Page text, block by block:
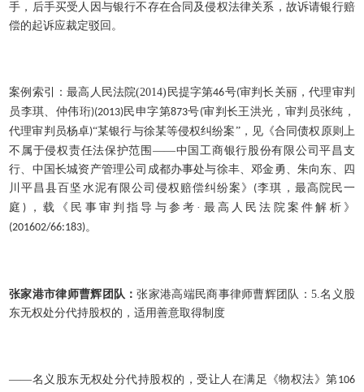
手，后手买受人因与银行不存在合同及侵权法律关系，故诉请银行赔
偿的起诉应裁定驳回。
案例索引：最高人民法院(2014) 民提字第46号(审判长关丽，代理审判
员李琪、仲伟珩)(2013)民申字第873号(审判长王洪光，审判员张纯，
代理审判员杨卓)“某银行与徐某等侵权纠纷案”，见《合同债权原则上
不属于侵权责任法保护范围——中国工商银行股份有限公司平昌支
行、中国长城资产管理公司成都办事处与徐丰、邓金勇、朱向东、四
川平昌县百坚水泥有限公司侵权赔偿纠纷案》 (李琪，最高院民一
庭) ，载《民事审判指导与参考·最高人民法院案件解析》
(201602/66:183)。
张家港市律师曹辉团队：张家港高端民商事律师曹辉团队： 5.名义股
东无权处分代持股权的，适用善意取得制度
——名义股东无权处分代持股权的，受让人在满足《物权法》第106